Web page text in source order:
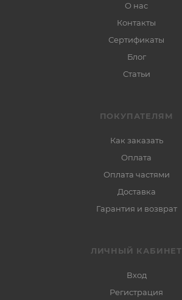
О нас
Контакты
Сертификаты
Блог
Статьи
ПОКУПАТЕЛЯМ
Как заказать
Оплата
Оплата частями
Доставка
Гарантия и возврат
ЛИЧНЫЙ КАБИНЕТ
Вход
Регистрация